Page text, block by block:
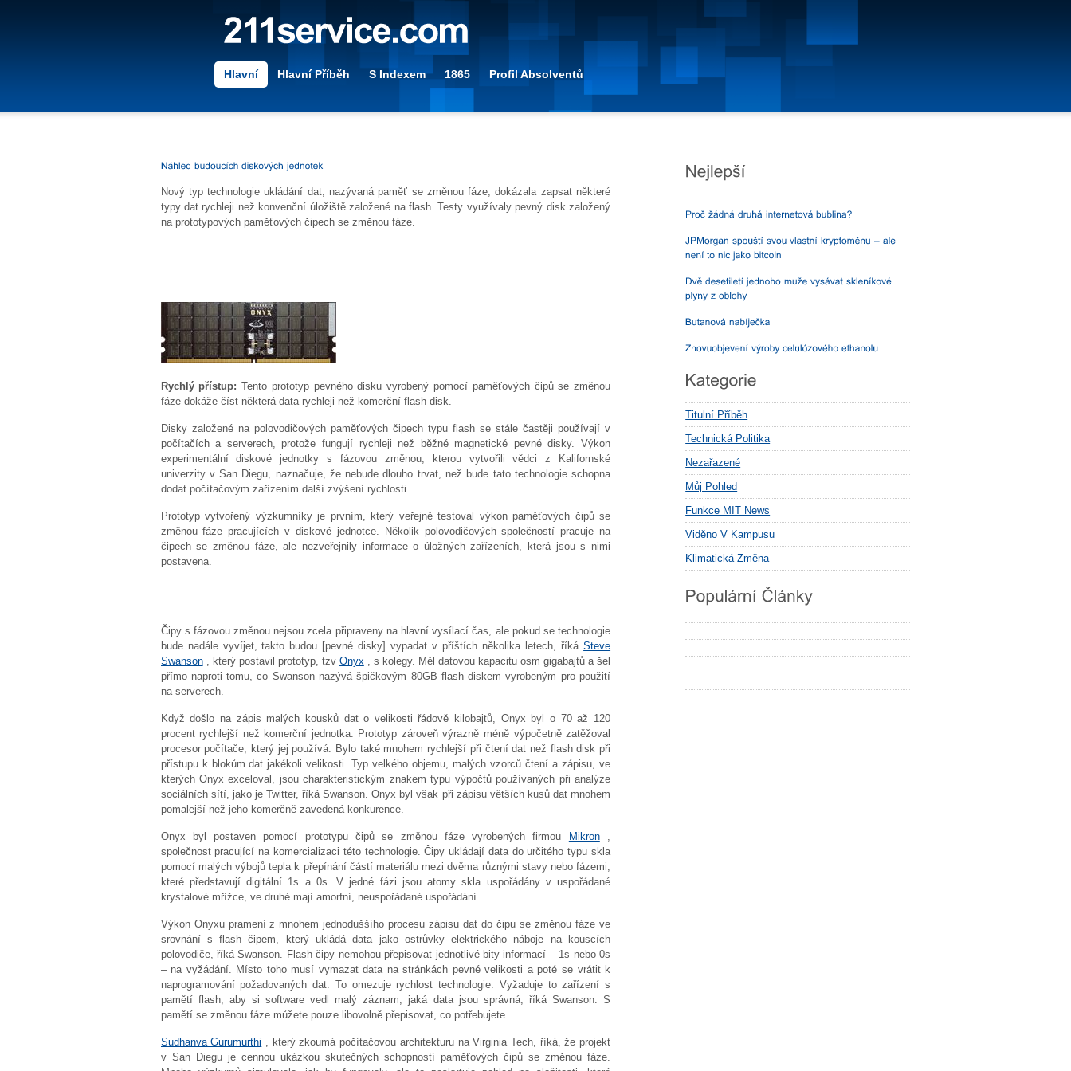
Hlavní Hlavní Příběh S Indexem 1865 Profil Absolventů
Nový typ technologie ukládání dat, nazývaná paměť se změnou fáze, dokázala zapsat některé
typy dat rychleji než konvenční úložiště založené na flash. Testy využívaly pevný disk založený
na prototypových paměťových čipech se změnou fáze.
Rychlý přístup: Tento prototyp pevného disku vyrobený pomocí paměťových čipů se změnou
fáze dokáže číst některá data rychleji než komerční flash disk.
Disky založené na polovodičových paměťových čipech typu flash se stále častěji používají v
počítačích a serverech, protože fungují rychleji než běžné magnetické pevné disky. Výkon
experimentální diskové jednotky s fázovou změnou, kterou vytvořili vědci z Kalifornské
univerzity v San Diegu, naznačuje, že nebude dlouho trvat, než bude tato technologie schopna
dodat počítačovým zařízením další zvýšení rychlosti.
Prototyp vytvořený výzkumníky je prvním, který veřejně testoval výkon paměťových čipů se
změnou fáze pracujících v diskové jednotce. Několik polovodičových společností pracuje na
čipech se změnou fáze, ale nezveřejnily informace o úložných zařízeních, která jsou s nimi
postavena.
Čipy s fázovou změnou nejsou zcela připraveny na hlavní vysílací čas, ale pokud se technologie
bude nadále vyvíjet, takto budou [pevné disky] vypadat v příštích několika letech, říkáSteve
Swanson, který postavil prototyp, tzv Onyx, s kolegy. Měl datovou kapacitu osm gigabajtů a šel
přímo naproti tomu, co Swanson nazývá špičkovým 80GB flash diskem vyrobeným pro použití
na serverech.
Když došlo na zápis malých kousků dat o velikosti řádově kilobajtů, Onyx byl o 70 až 120
procent rychlejší než komerční jednotka. Prototyp zároveň výrazně méně výpočetně zatěžoval
procesor počítače, který jej používá. Bylo také mnohem rychlejší při čtení dat než flash disk při
přístupu k blokům dat jakékoli velikosti. Typ velkého objemu, malých vzorců čtení a zápisu, ve
kterých Onyx exceloval, jsou charakteristickým znakem typu výpočtů používaných při analýze
sociálních sítí, jako je Twitter, říká Swanson. Onyx byl však při zápisu větších kusů dat mnohem
pomalejší než jeho komerčně zavedená konkurence.
Onyx byl postaven pomocí prototypu čipů se změnou fáze vyrobených firmou Mikron,
společnost pracující na komercializaci této technologie. Čipy ukládají data do určitého typu skla
pomocí malých výbojů tepla k přepínání částí materiálu mezi dvěma různými stavy nebo fázemi,
které představují digitální 1s a 0s. V jedné fázi jsou atomy skla uspořádány v uspořádané
krystalové mřížce, ve druhé mají amorfní, neuspořádané uspořádání.
Výkon Onyxu pramení z mnohem jednoduššího procesu zápisu dat do čipu se změnou fáze ve
srovnání s flash čipem, který ukládá data jako ostrůvky elektrického náboje na kouscích
polovodiče, říká Swanson. Flash čipy nemohou přepisovat jednotlivé bity informací – 1s nebo 0s
– na vyžádání. Místo toho musí vymazat data na stránkách pevné velikosti a poté se vrátit k
naprogramování požadovaných dat. To omezuje rychlost technologie. Vyžaduje to zařízení s
pamětí flash, aby si software vedl malý záznam, jaká data jsou správná, říká Swanson. S
pamětí se změnou fáze můžete pouze libovolně přepisovat, co potřebujete.
Sudhanva Gurumurthi , který zkoumá počítačovou architekturu na Virginia Tech, říká, že projekt
v San Diegu je cennou ukázkou skutečných schopností paměťových čipů se změnou fáze.
Titulní Příběh
Technická Politika
Nezařazené
Můj Pohled
Funkce MIT News
Viděno V Kampusu
Klimatická Změna